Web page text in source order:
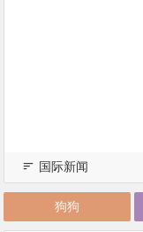
国际新闻
狗狗